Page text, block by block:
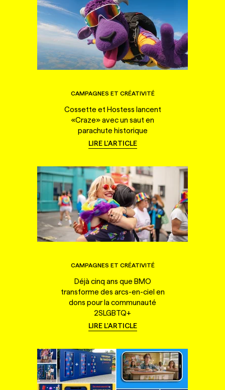
CAMPAGNES ET CRÉATIVITÉ
Cossette et Hostess lancent
«Craze» avec un saut en
parachute historique
LIRE L'ARTICLE
CAMPAGNES ET CRÉATIVITÉ
Déjà cinq ans que BMO
transforme des arcs-en-ciel en
dons pour la communauté
2SLGBTQ+
LIRE L'ARTICLE